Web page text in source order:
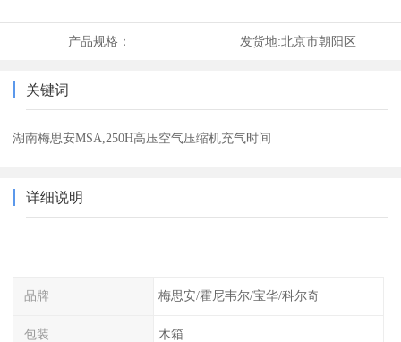
产品规格： 发货地:北京市朝阳区
关键词
湖南梅思安MSA,250H高压空气压缩机充气时间
详细说明
品牌 梅思安/霍尼韦尔/宝华/科尔奇
包装 木箱